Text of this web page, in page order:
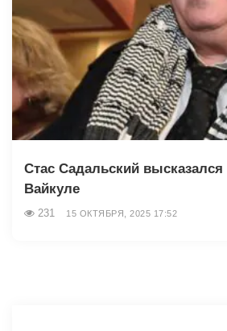
Стас Садальский
Вайкуле
231 15 ОКТЯБРЯ, 2025 17:52